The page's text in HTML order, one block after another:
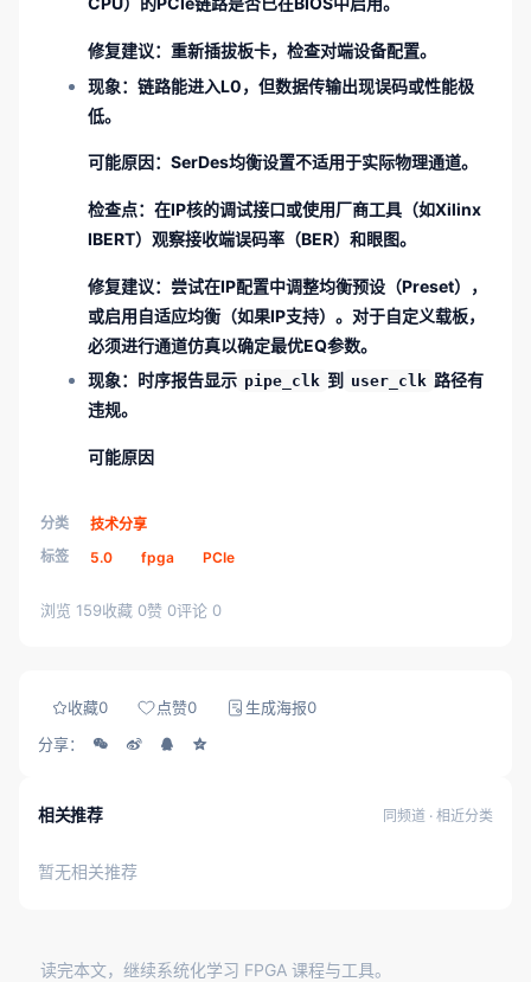
修复建议：重新插拔板卡，检查对端设备配置。
现象：链路能进入L0，但数据传输出现误码或性能极
低。
可能原因：SerDes均衡设置不适用于实际物理通道。
检查点：在IP核的调试接口或使用厂商工具（如Xilinx
IBERT）观察接收端误码率（BER）和眼图。
修复建议：尝试在IP配置中调整均衡预设（Preset），
或启用自适应均衡（如果IP支持）。对于自定义载板，
必须进行通道仿真以确定最优EQ参数。
现象：时序报告显示 pipe_clk 到 user_clk 路径有
违规。
可能原因
分类
技术分享
标签
5.0 fpga PCIe
浏览 159收藏 0赞 0评论 0
收藏0 点赞0 生成海报0
分享：
相关推荐 同频道 · 相近分类
暂无相关推荐
读完本文，继续系统化学习 FPGA 课程与工具。